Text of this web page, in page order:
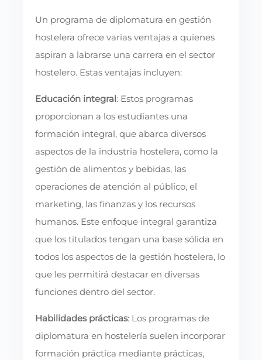
Un programa de diplomatura en gestión
hostelera ofrece varias ventajas a quienes
aspiran a labrarse una carrera en el sector
hostelero. Estas ventajas incluyen:
Educación integral: Estos programas
proporcionan a los estudiantes una
formación integral, que abarca diversos
aspectos de la industria hostelera, como la
gestión de alimentos y bebidas, las
operaciones de atención al público, el
marketing, las finanzas y los recursos
humanos. Este enfoque integral garantiza
que los titulados tengan una base sólida en
todos los aspectos de la gestión hostelera, lo
que les permitirá destacar en diversas
funciones dentro del sector.
Habilidades prácticas: Los programas de
diplomatura en hostelería suelen incorporar
formación práctica mediante prácticas,